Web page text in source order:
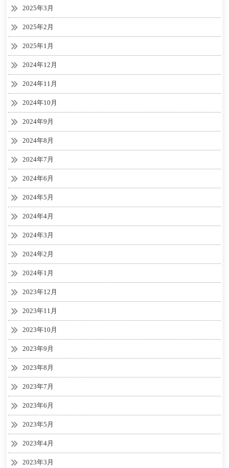
2025年3月
2025年2月
2025年1月
2024年12月
2024年11月
2024年10月
2024年9月
2024年8月
2024年7月
2024年6月
2024年5月
2024年4月
2024年3月
2024年2月
2024年1月
2023年12月
2023年11月
2023年10月
2023年9月
2023年8月
2023年7月
2023年6月
2023年5月
2023年4月
2023年3月